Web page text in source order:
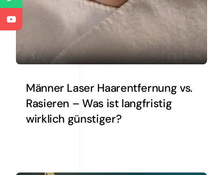
Männer Laser Haarentfernung vs.
Rasieren – Was ist langfristig
wirklich günstiger?